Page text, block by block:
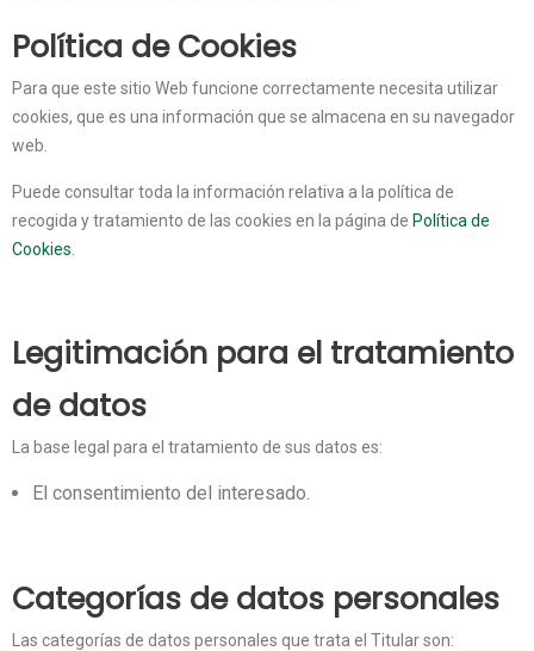
Política de Cookies
Para que este sitio Web funcione correctamente necesita utilizar
cookies, que es una información que se almacena en su navegador
web.
Puede consultar toda la información relativa a la política de
recogida y tratamiento de las cookies en la página de Política de
Cookies
Legitimación para el tratamiento
de datos
La base legal para el tratamiento de sus datos es:
El consentimiento del interesado.
Categorías de datos personales
Las categorías de datos personales que trata el Titular son: